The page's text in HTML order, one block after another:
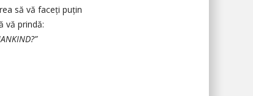
să vă faceți puțin
vă prindă: